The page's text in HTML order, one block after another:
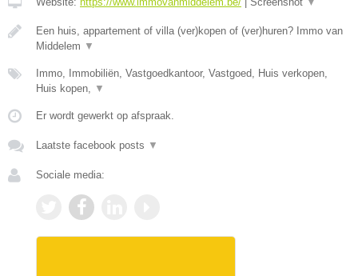
Een huis, appartement of villa (ver)kopen of (ver)huren? Immo van
Middelem ▼
Immo, Immobiliën, Vastgoedkantoor, Vastgoed, Huis verkopen,
Huis kopen,
▼
Er wordt gewerkt op afspraak.
Laatste facebook posts ▼
Sociale media: